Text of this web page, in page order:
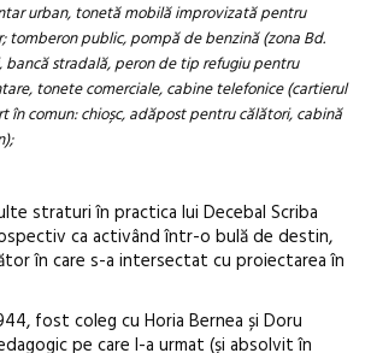
urban, tonetă mobilă improvizată pentru
tomberon public, pompă de benzină (zona Bd.
bancă stradală, peron de tip refugiu pentru
tonete comerciale, cabine telefonice (cartierul
în comun: chioșc, adăpost pentru călători, cabină
straturi în practica lui Decebal Scriba
ca activând într-o bulă de destin,
în care s-a intersectat cu proiectarea în
fost coleg cu Horia Bernea și Doru
pe care l-a urmat (și absolvit în